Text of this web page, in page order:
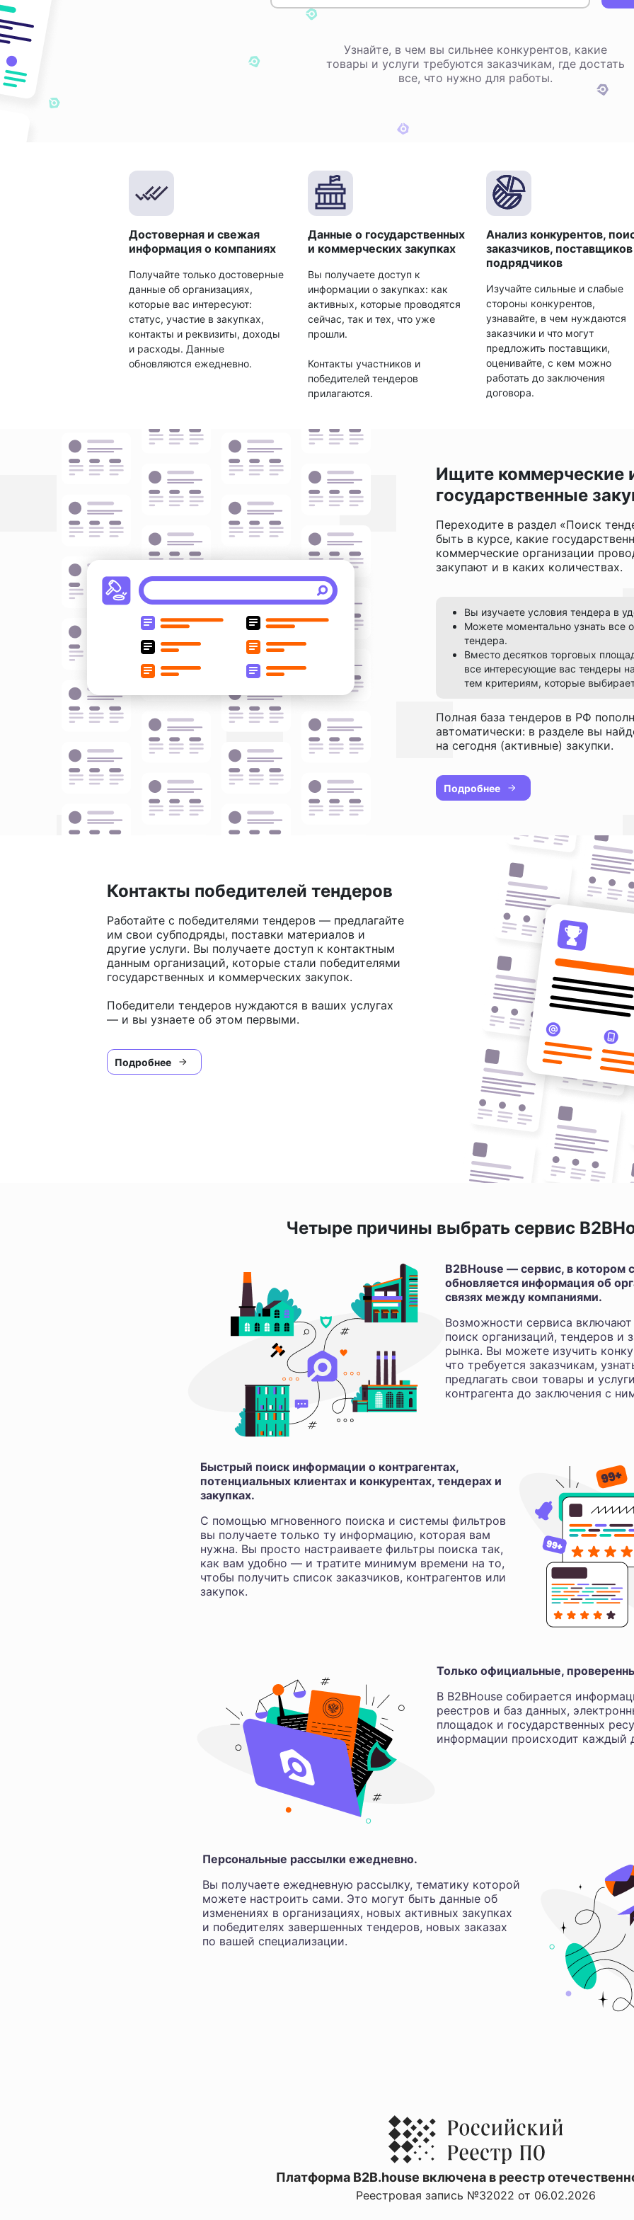
Узнайте, в чем вы сильнее конкурентов, какие
товары и услуги требуются заказчикам, где достать
все, что нужно для работы.
Достоверная и свежая
информация о компаниях
Получайте только достоверные
данные об организациях,
которые вас интересуют:
статус, участие в закупках,
контакты и реквизиты, доходы
и расходы. Данные
обновляются ежедневно.
Данные о государственных
и коммерческих закупках
Вы получаете доступ к
информации о закупках: как
активных, которые проводятся
сейчас, так и тех, что уже
прошли.
Контакты участников и
победителей тендеров
прилагаются.
Анализ конкурентов,
заказчиков,
подрядчиков
Изучайте сильные и слабые
стороны конкурентов,
узнавайте, в чем нуждаются
заказчики и что могут
предложить поставщики,
оценивайте, с кем можно
работать до заключения
договора.
Ищите коммерческие
государственные
Переходите в раздел «Поиск
быть в курсе, какие
коммерческие организации
закупают и в каких количествах.
Вы изучаете условия тендера в
Можете моментально узнать все
тендера.
Вместо десятков торговых
все интересующие вас тендеры
тем критериям, которые
Полная база тендеров в РФ
автоматически: в разделе вы
на сегодня (активные) закупки.
Подробнее
Контакты победителей тендеров
Работайте с победителями тендеров — предлагайте
им свои субподряды, поставки материалов и
другие услуги. Вы получаете доступ к контактным
данным организаций, которые стали победителями
государственных и коммерческих закупок.
Победители тендеров нуждаются в ваших услугах
— и вы узнаете об этом первыми.
Подробнее
Четыре причины выбрать сервис
B2BHouse — сервис, в котором
обновляется информация об
связях между компаниями.
Возможности сервиса включают
поиск организаций, тендеров и
рынка. Вы можете изучить
что требуется заказчикам,
предлагать свои товары и
контрагента до заключения с
Быстрый поиск информации о контрагентах,
потенциальных клиентах и конкурентах, тендерах и
закупках.
С помощью мгновенного поиска и системы фильтров
вы получаете только ту информацию, которая вам
нужна. Вы просто настраиваете фильтры поиска так,
как вам удобно — и тратите минимум времени на то,
чтобы получить список заказчиков, контрагентов или
закупок.
Только официальные,
В B2BHouse собирается
реестров и баз данных,
площадок и государственных
информации происходит каждый
Персональные рассылки ежедневно.
Вы получаете ежедневную рассылку, тематику которой
можете настроить сами. Это могут быть данные об
изменениях в организациях, новых активных закупках
и победителях завершенных тендеров, новых заказах
по вашей специализации.
Платформа B2B.house включена в реестр
Реестровая запись №32022 от 06.02.2026